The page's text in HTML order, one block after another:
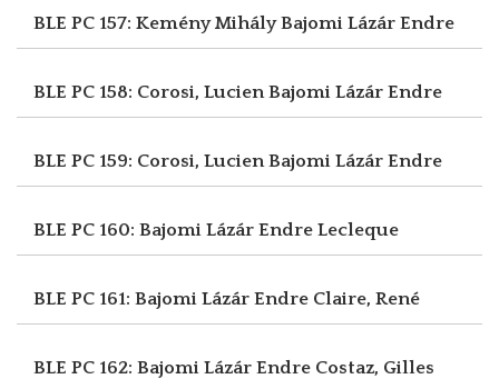
BLE PC 157: Kemény MihályBajomi Lázár Endre
BLE PC 158: Corosi, LucienBajomi Lázár Endre
BLE PC 159: Corosi, LucienBajomi Lázár Endre
BLE PC 160: Bajomi Lázár Endre Lecleque
BLE PC 161: Bajomi Lázár Endre Claire, René
BLE PC 162: Bajomi Lázár Endre Costaz, Gilles